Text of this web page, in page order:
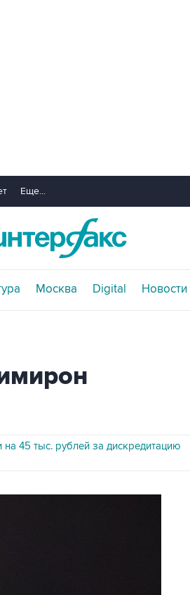
Еще...
Москва Digital Новости
45 тыс. рублей за дискредитацию